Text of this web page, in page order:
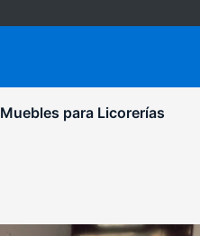
Muebles para Licorerías